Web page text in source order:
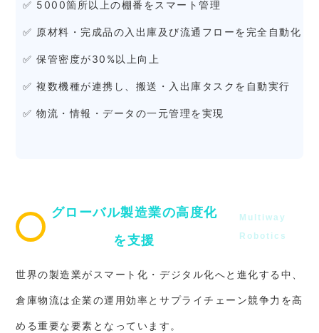
✅ 5000箇所以上の棚番をスマート管理
✅ 原材料・完成品の入出庫及び流通フローを完全自動化
✅ 保管密度が30%以上向上
✅ 複数機種が連携し、搬送・入出庫タスクを自動実行
✅ 物流・情報・データの一元管理を実現
グローバル製造業の高度化
を支援
Multiway
Robotics
世界の製造業がスマート化・デジタル化へと進化する中、
倉庫物流は企業の運用効率とサプライチェーン競争力を高
める重要な要素となっています。